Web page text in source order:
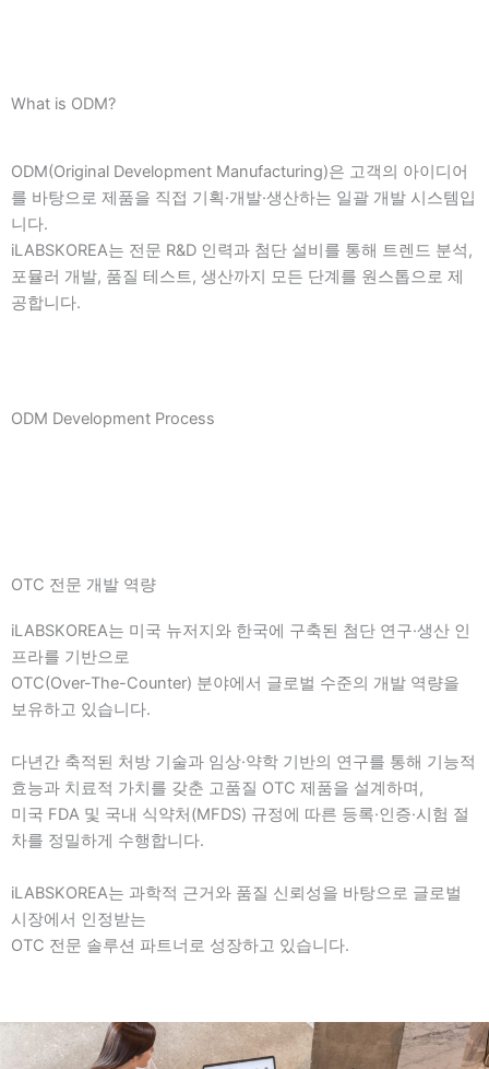
What is ODM?
ODM(Original Development Manufacturing)은 고객의 아이디어
를 바탕으로 제품을 직접 기획·개발·생산하는 일괄 개발 시스템입
니다.
iLABSKOREA는 전문 R&D 인력과 첨단 설비를 통해 트렌드 분석,
포뮬러 개발, 품질 테스트, 생산까지 모든 단계를 원스톱으로 제
공합니다.
ODM Development Process
OTC 전문 개발 역량
iLABSKOREA는 미국 뉴저지와 한국에 구축된 첨단 연구·생산 인
프라를 기반으로
OTC(Over-The-Counter) 분야에서 글로벌 수준의 개발 역량을
보유하고 있습니다.
다년간 축적된 처방 기술과 임상·약학 기반의 연구를 통해 기능적
효능과 치료적 가치를 갖춘 고품질 OTC 제품을 설계하며,
미국 FDA 및 국내 식약처(MFDS) 규정에 따른 등록·인증·시험 절
차를 정밀하게 수행합니다.
iLABSKOREA는 과학적 근거와 품질 신뢰성을 바탕으로 글로벌
시장에서 인정받는
OTC 전문 솔루션 파트너로 성장하고 있습니다.